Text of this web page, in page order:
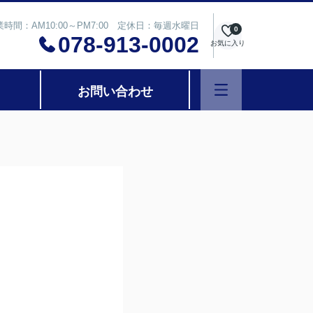
時間：AM10:00～PM7:00 定休日：毎週水曜日
078-913-0002 お気に入り
0
お問い合わせ